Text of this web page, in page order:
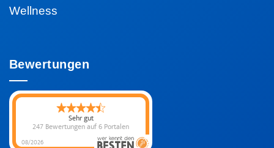
Wellness
Bewertungen
Sehr gut
247 Bewertungenauf 6 Portalen
08/2026